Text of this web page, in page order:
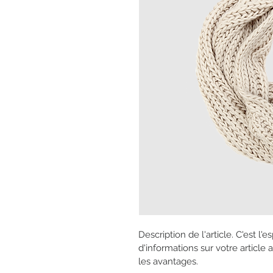
Description de l'article. C'est
d'informations sur votre article
les avantages.